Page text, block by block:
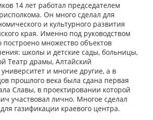
14 лет работал председателем
Он много сделал для
и культурного развития
края. Именно под руководством
множество объектов
школы и детские сады, больницы,
Театр драмы, Алтайский
и многие другие, а в
прошлого века была сдана первая
Славы, в проектировании которой
участвовал лично. Многое сделал
газификации краевого центра.